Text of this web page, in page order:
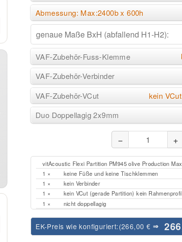
Abmessung: Max:2400b x 600h
VAF-Zubehör-Fuss-Klemme
VAF-Zubehör-Verbinder
VAF-Zubehör-VCut kein
Duo Doppellagig 2x9mm
vitAcoustic Flexi Partition PM945 olive Production
1 ×
keine Füße und keine Tischklemmen
1 ×
kein Verbinder
1 ×
kein VCut (gerade Partition) kein Rahmenprofil
1 ×
nicht doppellagig
EK-Preis wie konfiguriert:(266,00 € ⇒
− +